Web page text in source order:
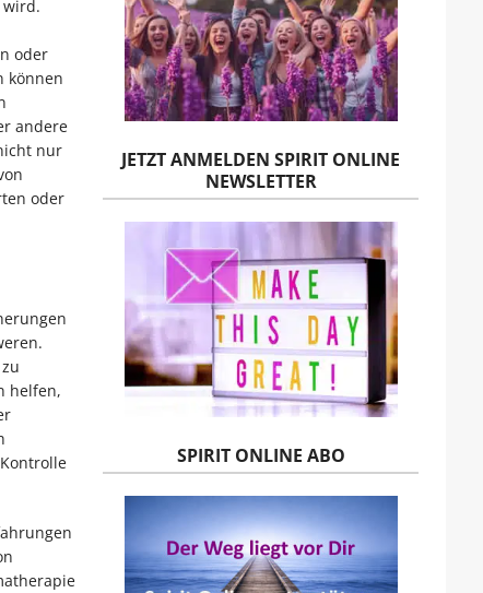
wird.
oder
können
andere
nur
oder
helfen,
JETZT ANMELDEN SPIRIT ONLINE
NEWSLETTER
SPIRIT ONLINE ABO